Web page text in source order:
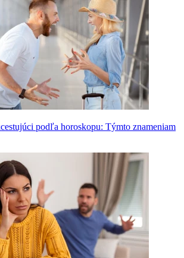
podľa horoskopu: Týmto znameniam